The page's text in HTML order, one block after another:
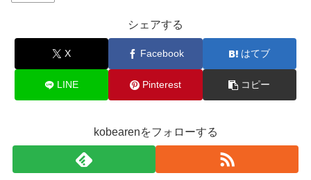
シェアする
X Facebook はてブ
LINE Pinterest コピー
kobearenをフォローする